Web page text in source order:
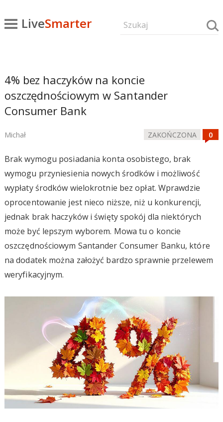
LiveSmarter
4% bez haczyków na koncie
oszczędnościowym w Santander
Consumer Bank
Michał ZAKOŃCZONA
Brak wymogu posiadania konta osobistego, brak
wymogu przyniesienia nowych środków i możliwość
wypłaty środków wielokrotnie bez opłat. Wprawdzie
oprocentowanie jest nieco niższe, niż u konkurencji,
jednak brak haczyków i święty spokój dla niektórych
może być lepszym wyborem. Mowa tu o koncie
oszczędnościowym Santander Consumer Banku, które
na dodatek można założyć bardzo sprawnie przelewem
weryfikacyjnym.